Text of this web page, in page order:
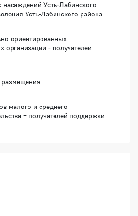
насаждений Усть-Лабинского
Усть-Лабинского района
ориентированных
организаций - получателей
размещения
малого и среднего
– получателей поддержки